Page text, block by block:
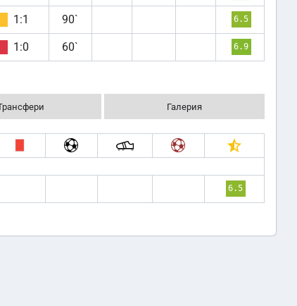
1:1 90` 6.5
1:0 60` 6.9
Галерия
6.5